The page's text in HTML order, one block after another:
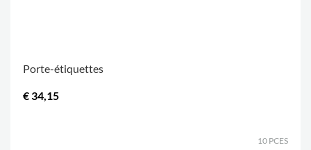
Porte-étiquettes
€ 34,15
10 PCES